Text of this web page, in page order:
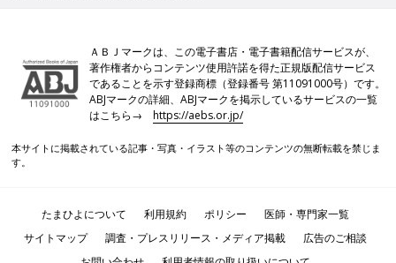
ＡＢＪマークは、この電子書店・電子書籍配信サービスが、
著作権者からコンテンツ使用許諾を得た正規版配信サービス
であることを示す登録商標（登録番号 第11091000号）です。
ABJマークの詳細、ABJマークを掲示しているサービスの一覧
はこちら→https://aebs.or.jp/
本サイトに掲載されている記事・写真・イラスト等のコンテンツの無断転載を禁じま
す。
たまひよについて 利用規約 ポリシー
医師・専門家一覧
サイトマップ
調査・プレスリリース・メディア掲載
広告のご相談